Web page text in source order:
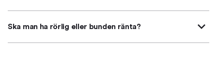
Ska man ha rörlig eller bunden ränta?